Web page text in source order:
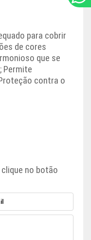
para cobrir
de cores
que se
Permite
contra o
no botão